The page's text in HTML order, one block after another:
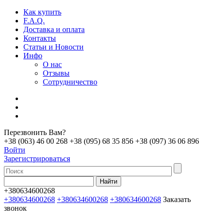
Как купить
F.A.Q.
Доставка и оплата
Контакты
Статьи и Новости
Инфо
О нас
Отзывы
Сотрудничество
Перезвонить Вам?
+38 (063) 46 00 268 +38 (095) 68 35 856 +38 (097) 36 06 896
Войти
Зарегистрироваться
+380634600268
+380634600268 +380634600268 +380634600268 Заказать
звонок